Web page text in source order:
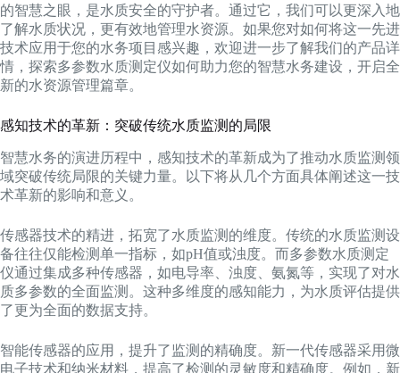
的智慧之眼，是水质安全的守护者。通过它，我们可以更深入地
了解水质状况，更有效地管理水资源。如果您对如何将这一先进
技术应用于您的水务项目感兴趣，欢迎进一步了解我们的产品详
情，探索多参数水质测定仪如何助力您的智慧水务建设，开启全
新的水资源管理篇章。
感知技术的革新：突破传统水质监测的局限
智慧水务的演进历程中，感知技术的革新成为了推动水质监测领
域突破传统局限的关键力量。以下将从几个方面具体阐述这一技
术革新的影响和意义。
传感器技术的精进，拓宽了水质监测的维度。传统的水质监测设
备往往仅能检测单一指标，如pH值或浊度。而多参数水质测定
仪通过集成多种传感器，如电导率、浊度、氨氮等，实现了对水
质多参数的全面监测。这种多维度的感知能力，为水质评估提供
了更为全面的数据支持。
智能传感器的应用，提升了监测的精确度。新一代传感器采用微
电子技术和纳米材料，提高了检测的灵敏度和精确度。例如，新